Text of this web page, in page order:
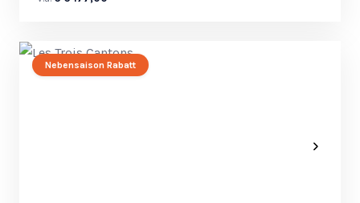
Nebensaison Rabatt